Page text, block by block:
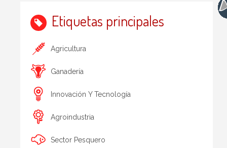
Etiquetas principales
Agricultura
Ganadería
Innovación Y Tecnología
Agroindustria
Sector Pesquero